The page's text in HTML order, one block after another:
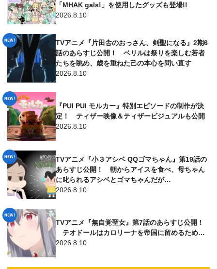
「MHAK gals!」を使用したグッズも登場!!
2026.8.10
TVアニメ『片田舎のおっさん、剣聖になる』2期6
話のあらすじ公開！ ベリルは祭りを楽しむ若者
たちを眺め、歳を重ねた己の本心を問い直す
2026.8.10
『PUI PUI モルカー』特別エピソードの制作が決
定！ ティザー映像＆ティザービジュアルも公開
2026.8.10
TVアニメ『小３アシベ QQゴマちゃん』第19話の
あらすじ公開！ 朝からアイスを食べ、母ちゃん
に叱られるアシベとゴマちゃんだが…
2026.8.10
TVアニメ『無自覚聖女』第7話のあらすじ公開！
テオドールはカロリーナを帝国に留めるため…
2026.8.10